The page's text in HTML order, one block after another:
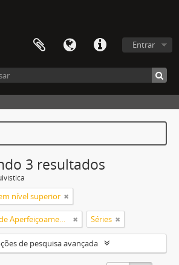
Entrar
3 resultados
nível superior
Campanha Nacional de Aperfeiçoamento de Pessoal de Nível Superior (CAPES) Séries
de pesquisa avançada